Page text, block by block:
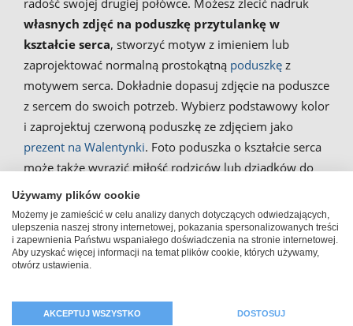
radość swojej drugiej połówce. Możesz zlecić nadruk
własnych zdjęć na poduszkę przytulankę w
kształcie serca, stworzyć motyw z imieniem lub
zaprojektować normalną prostokątną poduszkę z
motywem serca. Dokładnie dopasuj zdjęcie na poduszce
z sercem do swoich potrzeb. Wybierz podstawowy kolor
i zaprojektuj czerwoną poduszkę ze zdjęciem jako
prezent na Walentynki. Foto poduszka o kształcie serca
może także wyrazić miłość rodziców lub dziadków do
nowonarodzonego dziecka. Poduszki z imieniem są
idealne na takie okoliczności. Foto poduszka w kształcie
serca nadaje się na każdą okazję – wystarczy że ją
zaprojektujesz.
Używamy plików cookie
Możemy je zamieścić w celu analizy danych dotyczących odwiedzających,
ulepszenia naszej strony internetowej, pokazania spersonalizowanych treści
i zapewnienia Państwu wspaniałego doświadczenia na stronie internetowej.
Aby uzyskać więcej informacji na temat plików cookie, których używamy,
otwórz ustawienia.
AKCEPTUJ WSZYSTKO DOSTOSUJ